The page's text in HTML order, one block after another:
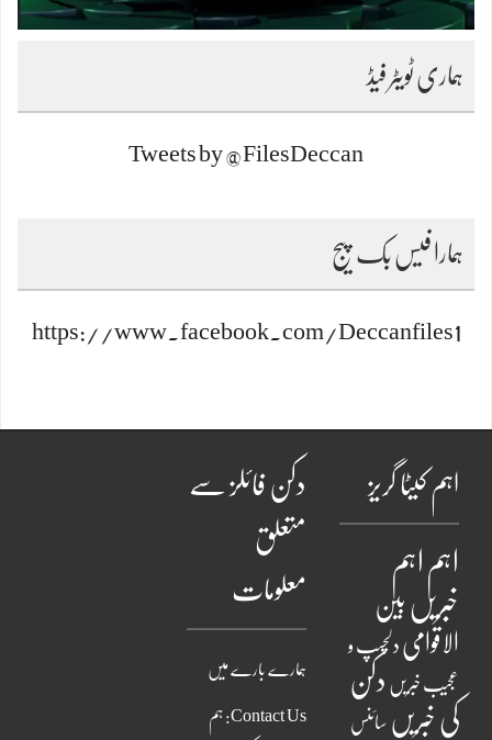
ہماری ٹویٹر فیڈ
Tweets by @FilesDeccan
ہمارا فیس بک پیج
https://www.facebook.com/Deccanfiles1
اہم کیٹا گریز
اہم اہم
خبریں بین
الاقوامی دلچسپ و
عجیب خبریں دکن
کی خبریں سائنس
دکن فائلز سے
متعلق
معلومات
ہمارے بارے میں
Contact Us: ہم